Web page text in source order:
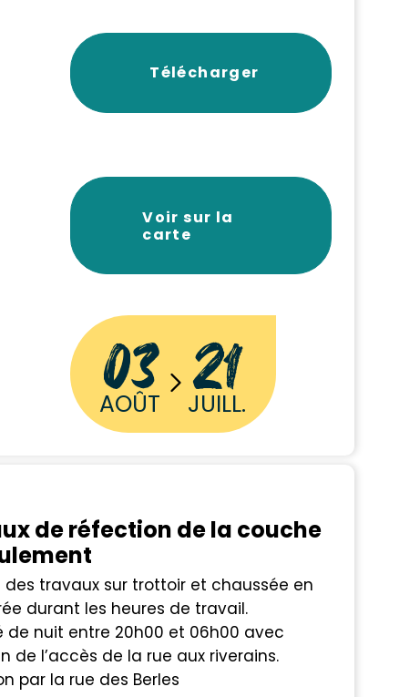
Télécharger
Voir sur la
carte
03
AOÛT 21
JUILL.
de réfection de la couche
des travaux sur trottoir et chaussée en
durant les heures de travail.
de nuit entre 20h00 et 06h00 avec
de l’accès de la rue aux riverains.
par la rue des Berles